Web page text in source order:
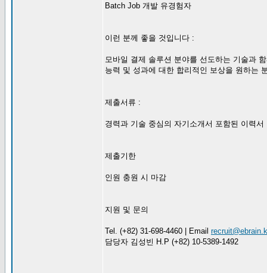
Batch Job 개발 유경험자
이런 분께 좋을 것입니다 :
모바일 결제 솔루션 분야를 선도하는 기술과
능력 및 성과에 대한 합리적인 보상을 원하는
제출서류 :
경력과 기술 중심의 자기소개서 포함된 이력서
제출기한
인원 충원 시 마감
지원 및 문의
Tel. (+82) 31-698-4460 | Email
담당자 김성빈 H.P (+82) 10-5389-1492